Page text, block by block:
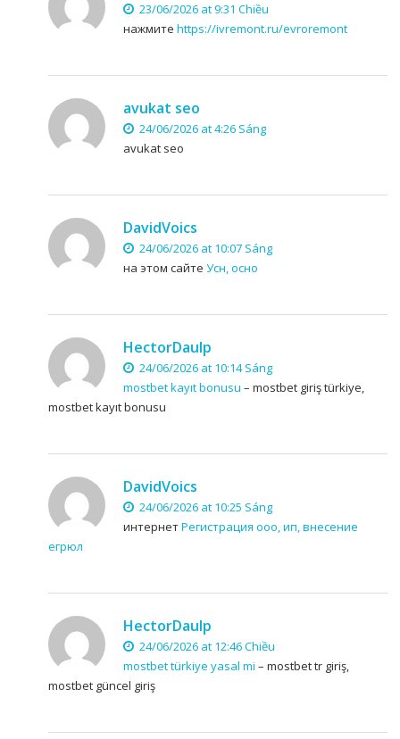
23/06/2026 at 9:31 Chiều
нажмите https://ivremont.ru/evroremont
avukat seo
24/06/2026 at 4:26 Sáng
avukat seo
DavidVoics
24/06/2026 at 10:07 Sáng
на этом сайте Усн, осно
HectorDaulp
24/06/2026 at 10:14 Sáng
mostbet kayıt bonusu – mostbet giriş türkiye,
mostbet kayıt bonusu
DavidVoics
24/06/2026 at 10:25 Sáng
интернетРегистрация ооо, ип, внесение
егрюл
HectorDaulp
24/06/2026 at 12:46 Chiều
mostbet türkiye yasal mi – mostbet tr giriş,
mostbet güncel giriş